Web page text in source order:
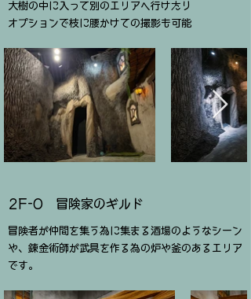
大樹の中に入って別のエリアへ行けたり
​オプションで枝に腰かけての撮影も可能
​2F-O 冒険家のギルド
冒険者が仲間を集う為に集まる酒場のようなシーン
や、錬金術師が武具を作る為の炉や釜のあるエリア
です。